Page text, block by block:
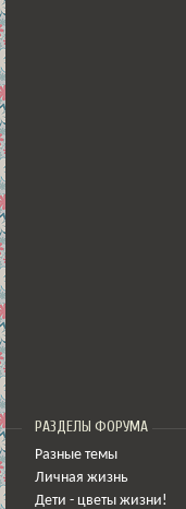
РАЗДЕЛЫ ФОРУМА
Разные темы
Личная жизнь
Дети - цветы жизни!